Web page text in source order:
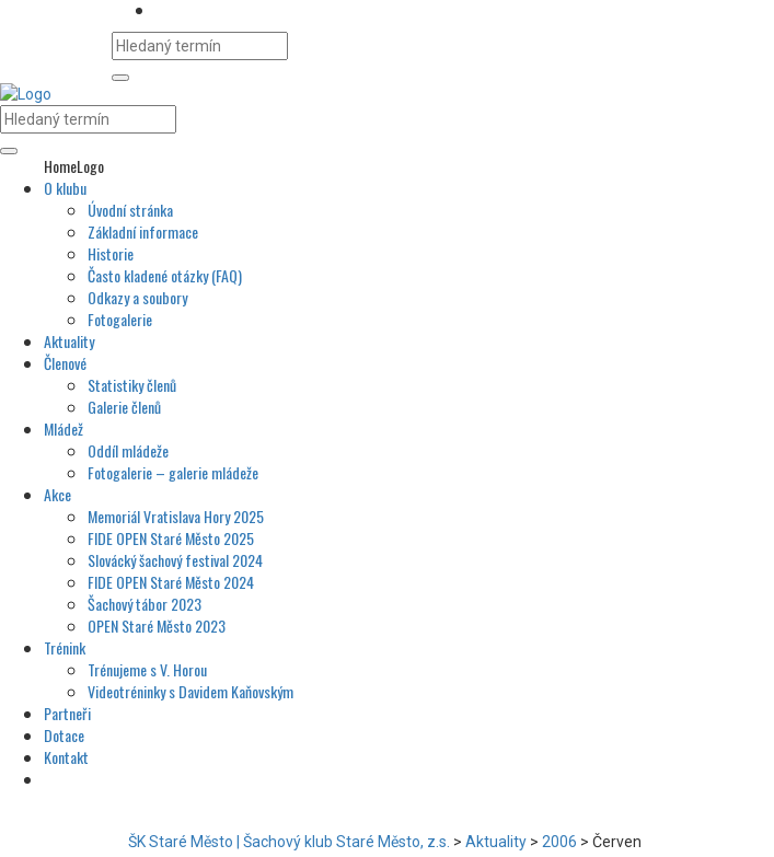
HomeLogo
O klubu
Úvodní stránka
Základní informace
Historie
Často kladené otázky (FAQ)
Odkazy a soubory
Fotogalerie
Aktuality
Členové
Statistiky členů
Galerie členů
Mládež
Oddíl mládeže
Fotogalerie – galerie mládeže
Akce
Memoriál Vratislava Hory 2025
FIDE OPEN Staré Město 2025
Slovácký šachový festival 2024
FIDE OPEN Staré Město 2024
Šachový tábor 2023
OPEN Staré Město 2023
Trénink
Trénujeme s V. Horou
Videotréninky s Davidem Kaňovským
Partneři
Dotace
Kontakt
ŠK Staré Město | Šachový klub Staré Město, z.s. > Aktuality > 2006 > Červen